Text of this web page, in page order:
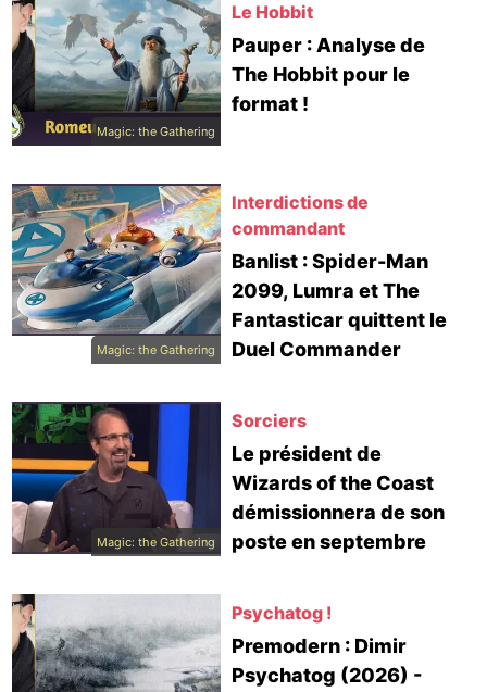
Magic: the Gathering
Le Hobbit
Pauper : Analyse de
The Hobbit pour le
format !
Magic: the Gathering
Interdictions de
commandant
Banlist : Spider-Man
2099, Lumra et The
Fantasticar quittent le
Duel Commander
Magic: the Gathering
Sorciers
Le président de
Wizards of the Coast
démissionnera de son
poste en septembre
Psychatog !
Premodern : Dimir
Psychatog (2026) -